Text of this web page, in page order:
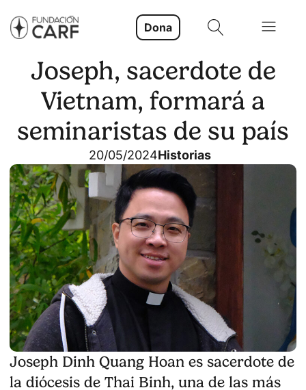
Dona
Joseph, sacerdote de
Vietnam, formará a
seminaristas de su país
20/05/2024Historias
Joseph Dinh Quang Hoan es sacerdote de
la diócesis de Thai Binh, una de las más